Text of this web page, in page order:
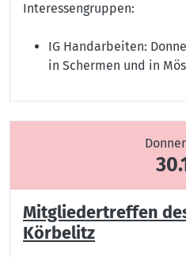
Interessengruppen:
IG Handarbeiten:
in Schermen und in
Mitgliedertreffen
Körbelitz